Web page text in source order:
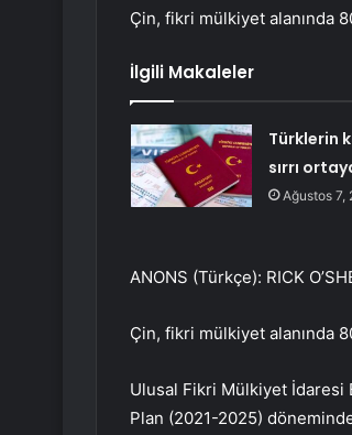
Çin, fikri mülkiyet alanında
İlgili Makaleler
Türklerin
sırrı
Ağustos 7,
ANONS (Türkçe): RICK
Çin, fikri mülkiyet alanında
Ulusal Fikri Mülkiyet İdaresi
Plan (2021-2025)